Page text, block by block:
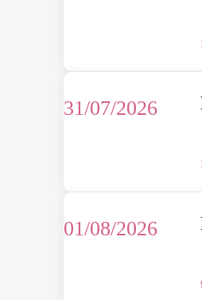
31/07/2026
01/08/2026